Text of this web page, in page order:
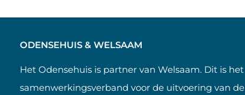
ODENSEHUIS & WELSAAM
Het Odensehuis is partner van Welsaam. Dit is het
samenwerkingsverband voor de uitvoering van de